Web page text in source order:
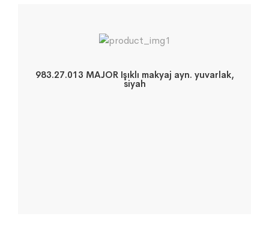
983.27.013 MAJOR Işıklı makyaj ayn. yuvarlak,
siyah